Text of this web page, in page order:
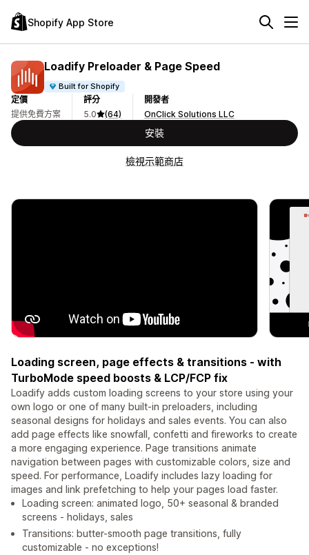
Shopify App Store
Loadify Preloader & Page Speed
Built for Shopify
定價
提供免費方案
評分
5.0
(64)
開發者
OnClick Solutions LLC
安裝
檢視示範商店
Loading screen, page effects & transitions - with
TurboMode speed boosts & LCP/FCP fix
Loadify adds custom loading screens to your store using your
own logo or one of many built-in preloaders, including
seasonal designs for holidays and sales events. You can also
add page effects like snowfall, confetti and fireworks to create
a more engaging experience. Page transitions animate
navigation between pages with customizable colors, size and
speed. For performance, Loadify includes lazy loading for
images and link prefetching to help your pages load faster.
Loading screen: animated logo, 50+ seasonal & branded
screens - holidays, sales
Transitions: butter-smooth page transitions, fully
customizable - no exceptions!